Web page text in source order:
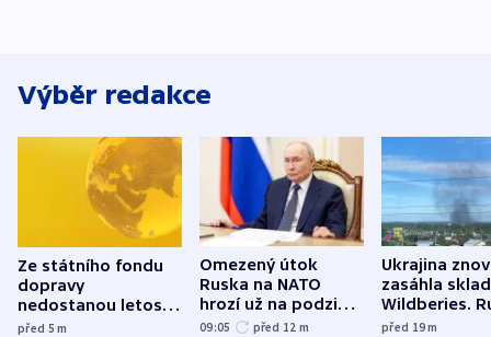
Výběr redakce
Ze státního fondu
dopravy
nedostanou letos
kraje na silnice ani
před 5m
Omezený útok
Ruska na NATO
hrozí už na podzim,
varují tajné služby
09:05 před 12 m
Ukrajina
zasáhla
Wildberies.
útočili v
před 19m